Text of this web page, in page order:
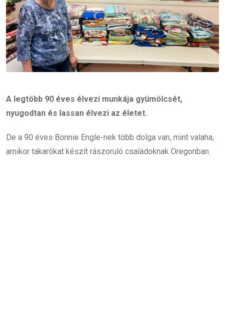
A legtöbb 90 éves élvezi munkája gyümölcsét,
nyugodtan és lassan élvezi az életet.
De a 90 éves Bonnie Engle-nek több dolga van, mint valaha,
amikor takarókat készít rászoruló családoknak Oregonban.